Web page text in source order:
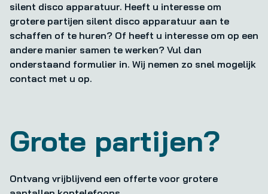
silent disco apparatuur. Heeft u interesse om
grotere partijen silent disco apparatuur aan te
schaffen of te huren? Of heeft u interesse om op een
andere manier samen te werken? Vul dan
onderstaand formulier in. Wij nemen zo snel mogelijk
contact met u op.
Grote partijen?
Ontvang vrijblijvend een offerte voor grotere